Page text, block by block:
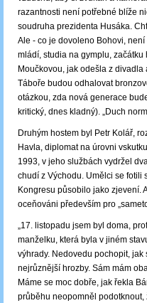
razantnosti není potřebné blíže
soudruha prezidenta Husáka.
Ale - co je dovoleno Bohovi,
mládí, studia na gymplu,
Moučkovou, jak odešla z
Táboře budou odhalovat
otázkou, zda nová generace
kritický, dnes kladný). „Duch
Druhým hostem byl Petr Kolář,
Havla, diplomat na úrovni
1993, v jeho službách vydržel
chudí z Východu. Umělci se fotili
Kongresu působilo jako zjevení.
oceňováni především pro
„17. listopadu jsem byl doma,
manželku, která byla v jiném
výhrady. Nedovedu pochopit,
nejrůznější hrozby. Sám mám
Máme se moc dobře, jak řekla
průběhu neopomněl podotknout,